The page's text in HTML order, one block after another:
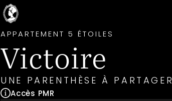
APPARTEMENT 5 ÉTOILES
Victoire
UNE PARENTHÈSE À PARTAGER
Accès PMR